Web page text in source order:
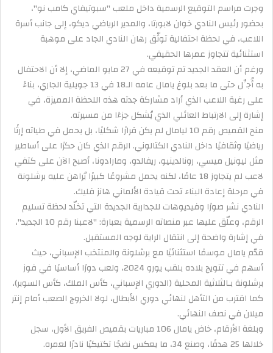
وجرت مراسم التوقيع الرسمية داخل ملعب "سبوتيفاي كامب نو"،
بحضور رئيس النادي خوان لابورتا، والمدير الرياضي ديكو، إلى جانب أسرة
اللاعب، في لحظة احتفالية توثّق رهان النادي الجاد على موهبة
استثنائية تتجاوز عمرها الحقيقي.
ورغم أن العقد الجديد تم توقيعه في 27 مايو الماضي، إلا أن الاحتفال
به أُجِّل حتى ما بعد بلوغ يامال عامه الـ18 في 13 جويلية الجاري، بناءً
على رغبة اللاعب الذي أراد مشاركة جدته هذه اللحظة المميزة، في
إشارة إلى الارتباط العائلي الذي يُشكل جزءًا من مسيرته.
منح القميص رقم 10 ليامال لم يكن قرارًا شكليًا، بل يحمل في طياته إرثًا
رياضيًا وثقافيًا داخل النادي الكتالوني. الرقم الذي كان حكرًا على أساطير
مثل ليونيل ميسي، رونالدينيو، ريفالدو، ومارادونا، أصبح الآن على كتفي
لاعب لم يتجاوز 18 عامًا، لكنه يحمل مشروعًا كبيرًا يُراهن عليه برشلونة
في مرحلة إعادة البناء تحت قيادة الألماني هانز فليك.
النادي نشر صورًا وفيديوهات للجدارية الجديدة التي تخلّد لحظة تسليم
الرقم، وعلّق عليها عبر منصاته الرسمية بعبارة: "لاعبنا رقم 10 الجديد"،
في إشارة واضحة إلى انتقال الراية لوجه المستقبل.
قدّم يامال موسمًا استثنائيًا مع برشلونة والمنتخب الإسباني، حيث
أسهم في تتويج بلاده بلقب يورو 2024، ولعب دورًا أساسيًا في فوز
برشلونة بـالثلاثية المحلية (الدوري الإسباني، كأس الملك، كأس السوبر)،
كما اقترب من التأهل لنهائي دوري الأبطال، لولا الخروج الصعب أمام إنتر
ميلان في نصف النهائي.
وبلغة الأرقام، خاض يامال 106 مباريات بقميص الفريق الأول، سجل
خلالها 25 هدفًا، وصنع 34، ما يعكس نضجًا تكتيكيًا نادرًا لعمره.